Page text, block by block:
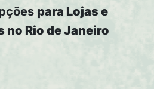
para Lojas e
no Rio de Janeiro